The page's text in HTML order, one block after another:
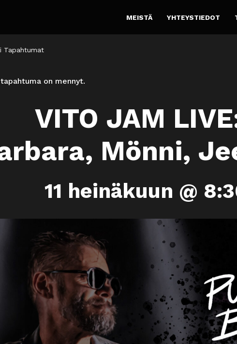
MEISTÄ YHTEYSTIEDOT
Tapahtumat
on mennyt.
VITO JAM
Mönni,
11 heinäkuun @